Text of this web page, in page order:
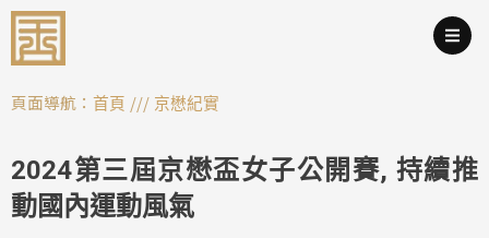
跳
主
要
容
頁面導航： 首頁 /// 京懋紀實
2024第三屆京懋盃女子公開賽, 持續推
動國內運動風氣